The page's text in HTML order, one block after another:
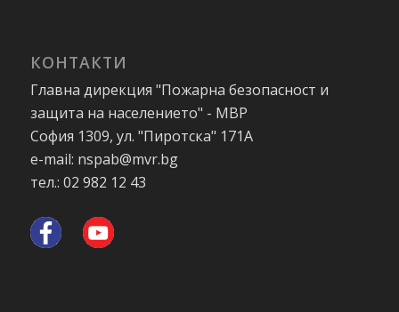
КОНТАКТИ
Главна дирекция "Пожарна безопасност и
защита на населението" - МВР
София 1309, ул. "Пиротска" 171А
e-mail: nspab@mvr.bg
тел.: 02 982 12 43